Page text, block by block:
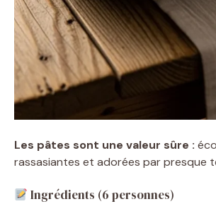
Les pâtes sont une valeur sûre :
rassasiantes et adorées par presque
Ingrédients (6 personnes)